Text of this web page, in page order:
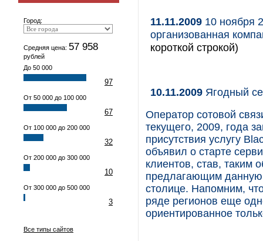
Город:
Средняя цена: 57 958
рублей
До 50 000
97
От 50 000 до 100 000
67
От 100 000 до 200 000
32
От 200 000 до 300 000
10
От 300 000 до 500 000
3
Все типы сайтов
11.11.2009 10 ноября
организованная
короткой строкой)
10.11.2009 Ягодный
Оператор сотовой
текущего, 2009, года
присутствия услугу
объявил о старте
клиентов, став, таким
предлагающим данную
столице. Напомним,
ряде регионов еще
ориентированное